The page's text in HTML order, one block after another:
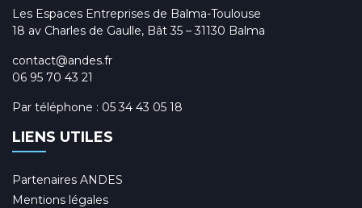
Les Espaces Entreprises de Balma-Toulouse
18 av Charles de Gaulle, Bât 35 – 31130 Balma
contact@andes.fr
06 95 70 43 21
Par téléphone : 05 34 43 05 18
LIENS UTILES
Partenaires ANDES
Mentions légales